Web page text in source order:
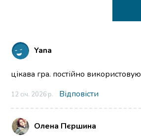
Yana
цікава гра. постійно використовую
12 січ. 2026 р. Відповісти
Олена Пєршина